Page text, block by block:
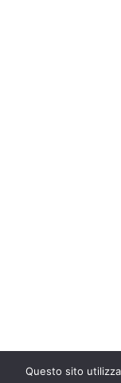
Questo sito